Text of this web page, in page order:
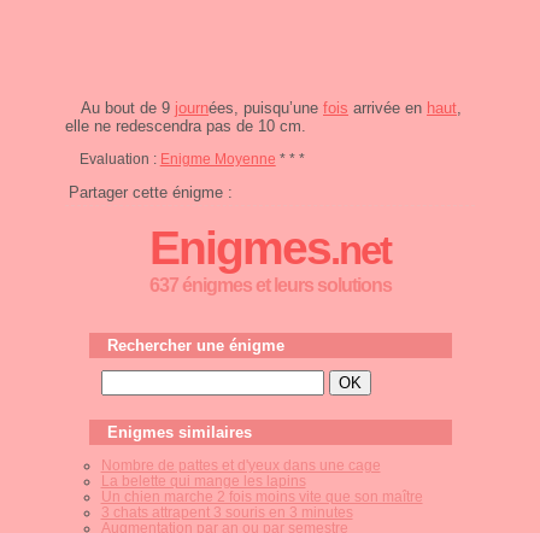
Au bout de 9 journées, puisqu’une fois arrivée en haut
elle ne redescendra pas de 10 cm.
Evaluation : Enigme Moyenne * * *
Partager cette énigme :
Enigmes.net
637 énigmes et leurs solutions
Rechercher une énigme
Enigmes similaires
Nombre de pattes et d'yeux dans une cage
La belette qui mange les lapins
Un chien marche 2 fois moins vite que son maître
3 chats attrapent 3 souris en 3 minutes
Augmentation par an ou par semestre